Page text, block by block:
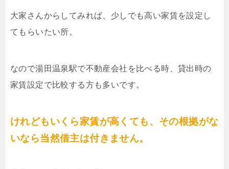
大家さんからしてみれば、少しでも高い家賃を設定し
てもらいたい所。
なので湯田温泉駅で不動産会社を比べる時、貸出時の
家賃設定で比較する方も多いです。
けれどもいくら家賃が高くても、その根拠がな
いなら当然借主は付きません。